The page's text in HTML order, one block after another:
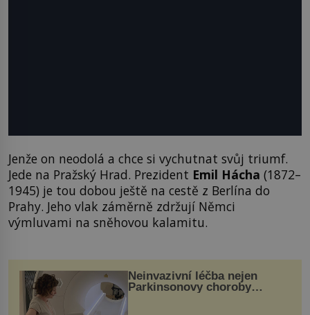
Jenže on neodolá a chce si vychutnat svůj triumf.
Jede na Pražský Hrad. Prezident Emil Hácha (1872–
1945) je tou dobou ještě na cestě z Berlína do
Prahy. Jeho vlak záměrně zdržují Němci
výmluvami na sněhovou kalamitu.
Neinvazivní léčba nejen
Parkinsonovy choroby